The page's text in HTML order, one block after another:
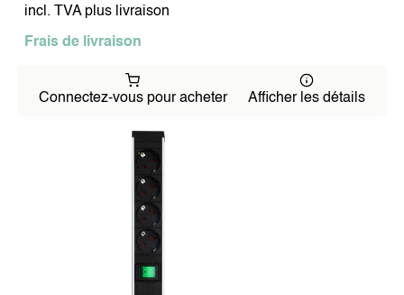
incl. TVA plus livraison
Frais de livraison
Connectez-vous pour acheter Afficher les détails